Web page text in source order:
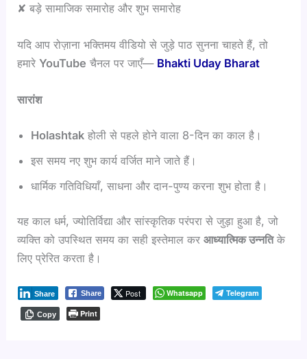
✘ बड़े सामाजिक समारोह और शुभ समारोह
यदि आप रोज़ाना भक्तिमय वीडियो से जुड़े पाठ सुनना चाहते हैं, तो
हमारेYouTube चैनल पर जाएँ— Bhakti Uday Bharat
सारांश
Holashtak होली से पहले होने वाला 8-दिन का काल है।
इस समय नए शुभ कार्य वर्जित माने जाते हैं।
धार्मिक गतिविधियाँ, साधना और दान-पुण्य करना शुभ होता है।
यह काल धर्म, ज्योतिर्विद्या और सांस्कृतिक परंपरा से जुड़ा हुआ है, जो
व्यक्ति को उपस्थित समय का सही इस्तेमाल करआध्यात्मिक उन्नतिके
लिए प्रेरित करता है।
Share Post
Share Whatsapp Telegram
Copy Print